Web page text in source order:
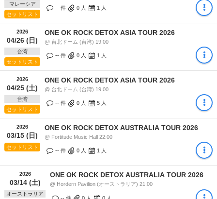
マレーシア
セットリスト
-- 件 0 人 1 人
2026
04/26 (日)
台湾
セットリスト
ONE OK ROCK DETOX ASIA TOUR 2026
@ 台北ドーム (台湾) 19:00
-- 件 0 人 1 人
2026
04/25 (土)
台湾
セットリスト
ONE OK ROCK DETOX ASIA TOUR 2026
@ 台北ドーム (台湾) 19:00
-- 件 0 人 5 人
2026
03/15 (日)
セットリスト
ONE OK ROCK DETOX AUSTRALIA TOUR 2026
@ Fortitude Music Hall 22:00
-- 件 0 人 1 人
2026
03/14 (土)
オーストラリア
ONE OK ROCK DETOX AUSTRALIA TOUR 2026
@ Hordern Pavilion (オーストラリア) 21:00